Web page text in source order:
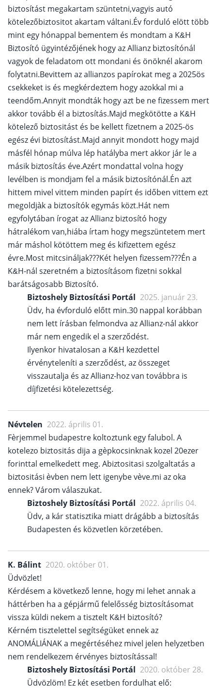
biztosítást megakartam szüntetni,vagyis autó
kötelezőbiztositot akartam váltani.Év forduló elött több
mint egy hónappal bementem és mondtam a K&H
Biztosító ügyintézőjének hogy az Allianz biztosítónál
vagyok de feladatom ott mondani és önöknél akarom
folytatni.Bevittem az allianzos papírokat meg a 2025ös
csekkeket is és megkérdeztem hogy azokkal mi a
teendőm.Annyit mondták hogy azt be ne fizessem mert
akkor tovább él a biztosítás.Majd megkötötte a K&H
kötelező biztositást és be kellett fizetnem a 2025-ös
egész évi biztosítást.Majd annyit mondott hogy majd
másfél hónap múlva lép hatályba mert akkor jár le a
másik biztosítás éve.Azért mondattal volna hogy
levélben is mondjam fel a másik biztosítónál.Én azt
hittem mivel vittem minden papírt és időben vittem ezt
megoldjàk a biztosítók egymás közt.Hát nem
egyfolytában írogat az Allianz biztosító hogy
hátralékom van,hiába írtam hogy megszüntetem mert
már máshol kötöttem meg és kifizettem egész
évre.Most mitcsináljak???Két helyen fizessem???Én a
K&H-nál szeretném a biztosításom fizetni sokkal
barátságosabb Biztosító.
Biztoshely Biztosítási Portál 2025. január 23.
Üdv, ha évforduló előtt min.30 nappal korábban
nem lett írásban felmondva az Allianz-nál akkor
már nem engedik el a szerződést.
Ilyenkor hivatalosan a K&H kezdettel
érvényteleníti a szerződést, az összeget
visszautalja és az Allianz-hoz van továbbra is
díjfizetési kötelezettség.
Névtelen 2022. április 01.
Fèrjemmel budapestre koltoztunk egy falubol. A
kotelezo biztositás dija a gèpkocsinknak kozel 20ezer
forinttal emelkedett meg. Abiztositasi szolgaltatás a
biztositási èvben nem lett igenybe vève.mi az oka
ennek? Várom válaszukat.
Biztoshely Biztosítási Portál 2022. április 04.
Üdv, a kár statisztika miatt drágább a biztosítás
Budapesten és közvetlen körzetében.
K. Bálint 2020. október 01.
Üdvözlet!
Kérdésem a következő lenne, hogy mi lehet annak a
háttérben ha a gépjármű felelősség biztosításomat
vissza küldi nekem a tisztelt K&H biztosító?
Kérném tisztelettel segítségüket ennek az
ANOMÁLIÁNAK a megértéséhez mivel jelen helyzetben
nem rendelkezem érvényes biztosítással!
Biztoshely Biztosítási Portál 2020. október 28.
Üdvözlöm! Ez két esetben fordulhat elő: